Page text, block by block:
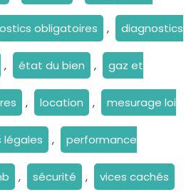
obligatoires , diagnostics
, état du bien , gaz et
, location , mesurage loi
légales , performance
, sécurité , vices cachés